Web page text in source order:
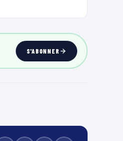
S'ABONNER